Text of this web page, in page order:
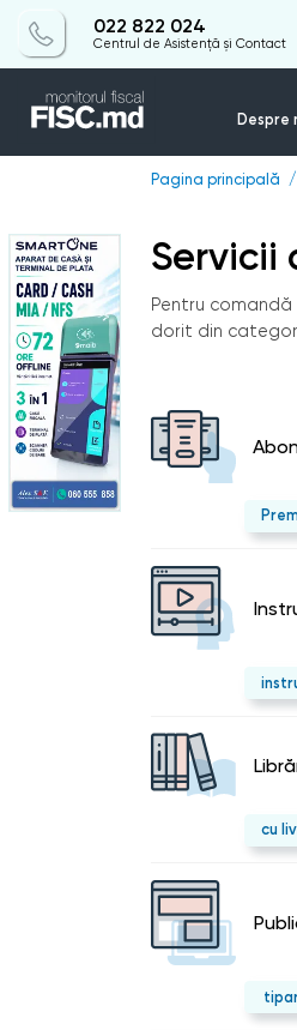
022 822 024
Centrul de Asistență și Contact
Despre
Pagina principală
Servicii
Pentru comandă
dorit din
cu